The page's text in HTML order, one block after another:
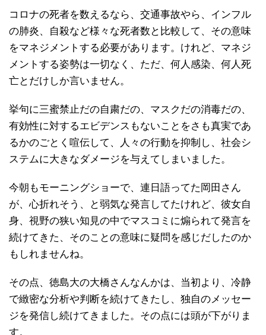
コロナの死者を数えるなら、交通事故やら、インフル
の肺炎、自殺など様々な死者数と比較して、その意味
をマネジメントする必要があります。けれど、マネジ
メントする姿勢は一切なく、ただ、何人感染、何人死
亡とだけしか言いません。
挙句に三蜜禁止だの自粛だの、マスクだの消毒だの、
有効性に対するエビデンスもないことをさも真実であ
るかのごとく喧伝して、人々の行動を抑制し、社会シ
ステムに大きなダメージを与えてしまいました。
今朝もモーニングショーで、連日語ってた岡田さん
が、心折れそう、と弱気な発言してたけれど、彼女自
身、視野の狭い知見の中でマスコミに煽られて発言を
続けてきた、そのことの意味に疑問を感じだしたのか
もしれませんね。
その点、徳島大の大橋さんなんかは、当初より、冷静
で緻密な分析や判断を続けてきたし、独自のメッセー
ジを発信し続けてきました。その点には頭が下がりま
す。